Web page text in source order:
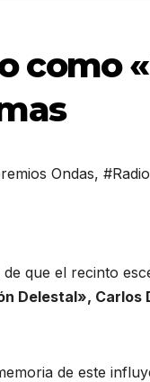
como
Ondas,
que el recinto
Delestal»,
de este